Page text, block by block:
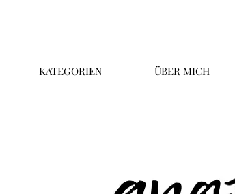
KATEGORIEN ÜBER MICH